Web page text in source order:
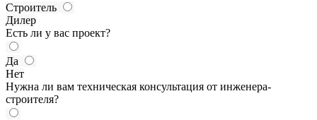
Строитель
Дилер
Есть ли у вас проект?
Да
Нет
Нужна ли вам техническая консультация от инженера-
строителя?